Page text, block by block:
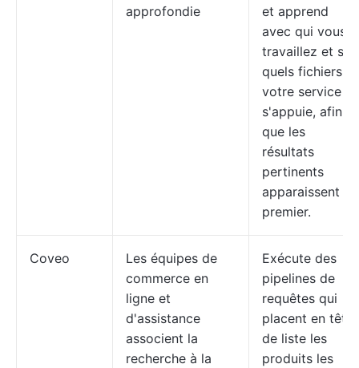
approfondie
et apprend
avec qui vous
travaillez et sur
quels fichiers
votre service
s'appuie, afin
que les
résultats
pertinents
apparaissent en
premier.
Coveo
Les équipes de
commerce en
ligne et
d'assistance
associent la
recherche à la
Exécute des
pipelines de
requêtes qui
placent en tête
de liste les
produits les